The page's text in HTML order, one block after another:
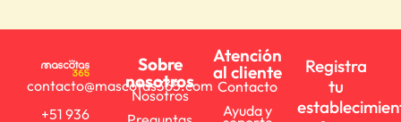
contacto@mascotas365.com
+51 936
Sobre
nosotros
Nosotros
Atención
al cliente
Contacto
Ayuda y
Registra
tu